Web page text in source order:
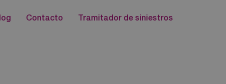
Contacto Tramitador de siniestros